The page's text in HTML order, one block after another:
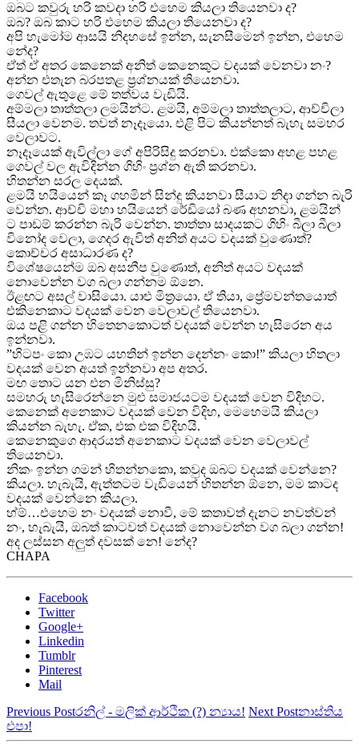
නෙ?
ඔබට කවුරු හරි කවදා හරි එහෙම කියලා තියෙනවා ද?
ඔබ? ඔබ කාට හරි එහෙම කියලා තියෙනවා ද?
අපි හැමෝම ආසයි නිදහසේ ඉන්න, සැනසීමෙන් ඉන්න, එහෙම
නේද?
ඒත් ඒ අතර කෙනෙක් අනිත් කෙනෙකුට වදයක් වෙනවා නං?
අන්න එතැන බරපතළ ප්‍රශ්නයක් තියෙනවා.
ගෙවල් ඇතුළෙ මේ තත්වය වැඩියි.
අම්මලා තාත්තලා ලමයින්ට. ළමයි, අම්මලා තාත්තලාට, ආච්චිලා
සීයලා වෙනම. තවත් නෑදෑයො. එළි පිට කියන්නත් බැහැ සමහර
වෙලාවට.
නෑදෑයෙක් ඇවිල්ලා ගේ අපිරිසිදු කරනවා. එක්කො අහළ පහළ
ගෙවල් වල ඇවිදින්න ගිහිං ප්‍රශ්න ඇති කරනවා.
හිතන්න සරල දෙයක්.
ළමයි හයියෙන් කෑ ගහමින් සින්දු කියනවා සීයාට නිදා ගන්න බැරි
වෙන්න. ආච්චි මහා හයියෙන් රේඩියෝ බණ අහනවා, ළමයින්
ට පාඩම් කරන්න බැරි වෙන්න. තාත්තා සාදයකට ගිහිං බීලා බීලා
විනෝද වෙලා, ගෙදර ඇවිත් අනිත් අයට වදයක් වුණොත්?
කොච්චර අසාධාරණ ද?
විශේෂයෙන්ම ඔබ අසනීප වුණොත්, අනිත් අයට වදයක්
නොවෙන්න වග බලා ගන්නම ඕනෙ.
ඊළඟට අසල් වාසියො. යාළු මිත්‍රයො. ඒ තියා, ප්‍රේමවන්තයොත්
එකිනෙකාට වදයක් වෙන වෙලාවල් තියෙනවා.
ඔය පළි ගන්න හිතෙනකොටත් වදයක් වෙන්න හැසිරෙන අය
ඉන්නවා.
”හිටපං කො උඹට යහතින් ඉන්න දෙන්නං කො!” කියලා හිතලා
වදයක් වෙන අයත් ඉන්නවා අප අතර.
මඟ තොට යන එන මිනිස්සු?
සමහරු හැසිරෙන්නෙ මුළු සමාජයටම වදයක් වෙන විදිහට.
කෙනෙක් අනෙකාට වදයක් වෙන විදිහ, මෙහෙමයි කියලා
කියන්න බැහැ. ඒක, එක එක විදිහයි.
කෙනෙකුගෙ ආදරයත් අනෙකාට වදයක් වෙන වෙලාවල්
තියෙනවා.
නිකං ඉන්න ගමන් හිතන්නකො, කවුද ඔබට වදයක් වෙන්නෙ?
කියලා. හැබැයි, ඇත්තටම වැඩියෙන් හිතන්න ඕනෙ, මම කාටද
වදයක් වෙන්නෙ කියලා.
හ්ම්…එහෙම නං වදයක් නොවී, මේ කතාවත් දැනට නවත්වන්
නං, හැබැයි, ඔබත් කාටවත් වදයක් නොවෙන්න වග බලා ගන්න!
අද ලස්සන අලුත් දවසක් නෙ! නේද?
CHAPA
Facebook
Twitter
Google+
Linkedin
Tumblr
Pinterest
Mail
Previous Postරනිල් - මලික් ආර්ථික (?) න්‍යාය! Next Postනාස්තිය
එපා!